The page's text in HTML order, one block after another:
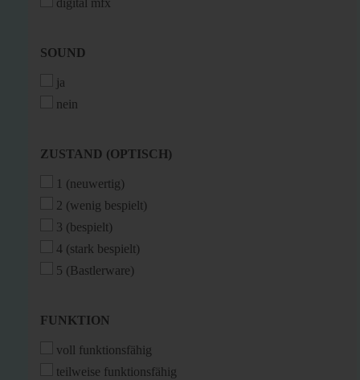
digital mfx
SOUND
SOUND
ja
nein
ZUSTAND
ZUSTAND (OPTISCH)
1 (neuwertig)
2 (wenig bespielt)
3 (bespielt)
4 (stark bespielt)
5 (Bastlerware)
FUNKTION
FUNKTION
voll funktionsfähig
teilweise funktionsfähig